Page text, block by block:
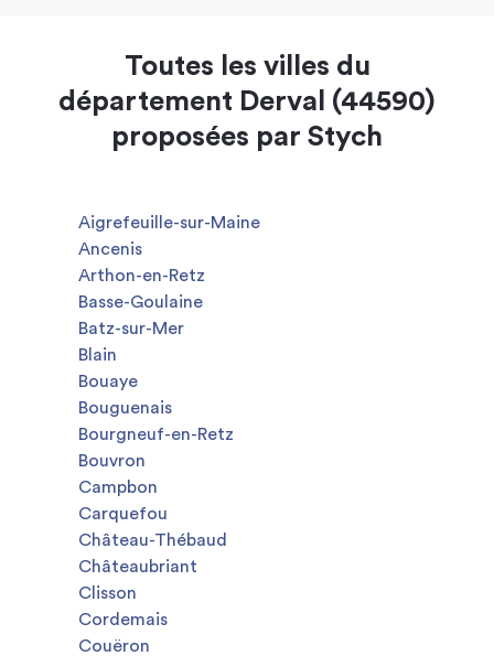
Toutes les villes du
département Derval (44590)
proposées par Stych
Aigrefeuille-sur-Maine
Ancenis
Arthon-en-Retz
Basse-Goulaine
Batz-sur-Mer
Blain
Bouaye
Bouguenais
Bourgneuf-en-Retz
Bouvron
Campbon
Carquefou
Château-Thébaud
Châteaubriant
Clisson
Cordemais
Couëron